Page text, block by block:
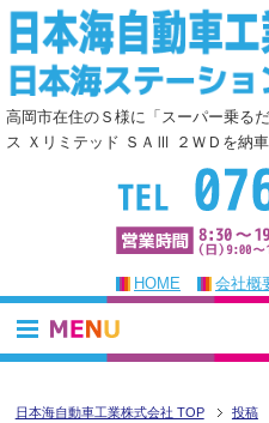
高岡市在住のＳ様に「スーパー乗る
ス Ｘリミテッド ＳＡⅢ ２ＷＤを納
HOME 会社概
日本海自動車工業株式会社 TOP 投稿